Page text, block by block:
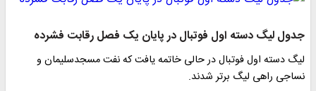
جدول لیگ دسته اول فوتبال در پایان یک فصل رقابت فشرده
لیگ دسته اول فوتبال در حالی خاتمه یافت که نفت مسجدسلیمان و
نساجی راهی لیگ برتر شدند.